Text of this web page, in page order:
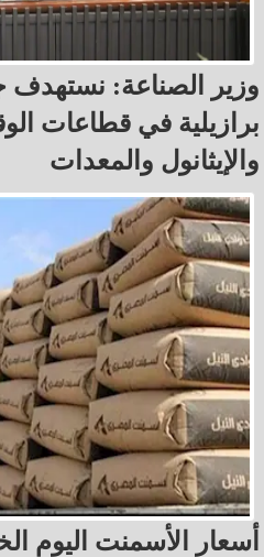
وزير الصناعة:
برازيلية في قطاعات
والإيثانول والمعدات